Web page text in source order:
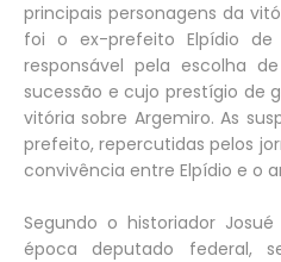
principais personagens da
foi o ex-prefeito Elpídio de
responsável pela escolha
sucessão e cujo prestígio de
vitória sobre Argemiro. As
prefeito, repercutidas pelos
convivência entre Elpídio e o
Segundo o historiador
época deputado federal,